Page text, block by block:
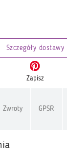
Szczegóły dostawy
Zapisz
Zwroty GPSR